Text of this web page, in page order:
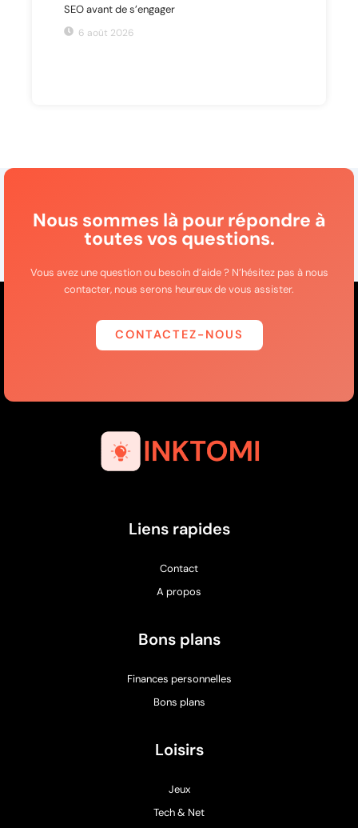
SEO avant de s’engager
6 août 2026
Nous sommes là pour répondre à
toutes vos questions.
Vous avez une question ou besoin d’aide ? N’hésitez pas à nous
contacter, nous serons heureux de vous assister.
CONTACTEZ-NOUS
Liens rapides
Contact
A propos
Bons plans
Finances personnelles
Bons plans
Loisirs
Jeux
Tech & Net